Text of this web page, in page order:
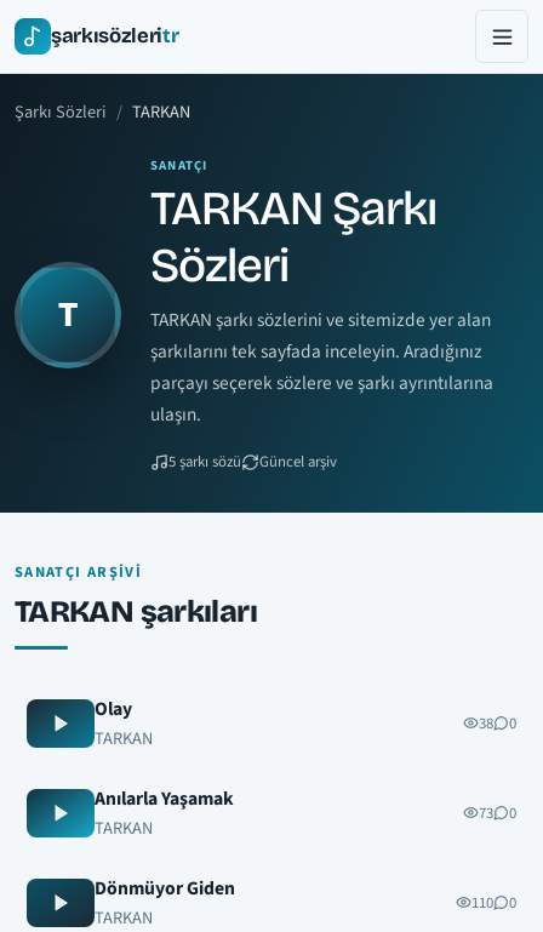
şarkısözleritr
Şarkı Sözleri TARKAN
T
SANATÇI
TARKAN Şarkı
Sözleri
TARKAN şarkı sözlerini ve sitemizde yer alan
şarkılarını tek sayfada inceleyin. Aradığınız
parçayı seçerek sözlere ve şarkı ayrıntılarına
ulaşın.
5 şarkı sözü Güncel arşiv
SANATÇI ARŞIVI
TARKAN şarkıları
Olay
TARKAN
38 0
Anılarla Yaşamak
TARKAN
73 0
Dönmüyor Giden
TARKAN
110 0